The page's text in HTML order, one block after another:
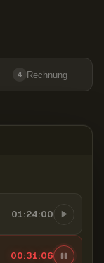
4 Rechnung
01:24:00
00:31:07